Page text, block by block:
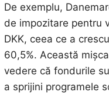
De exemplu,
de impozitare pentru
DKK, ceea ce a
60,5%. Această
vedere că fondurile
a sprijini programele